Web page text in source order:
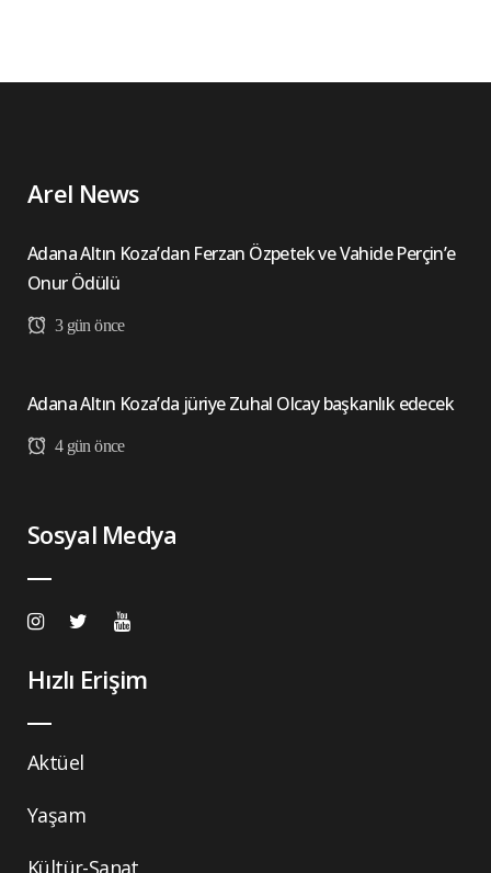
Arel News
Adana Altın Koza’dan Ferzan Özpetek ve Vahide Perçin’e
Onur Ödülü
3 gün önce
Adana Altın Koza’da jüriye Zuhal Olcay başkanlık edecek
4 gün önce
Sosyal Medya
Hızlı Erişim
Aktüel
Yaşam
Kültür-Sanat